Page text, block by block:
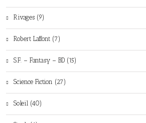
Rivages (9)
Robert Laffont (7)
S.F. – Fantasy – BD (15)
Science Fiction (27)
Soleil (40)